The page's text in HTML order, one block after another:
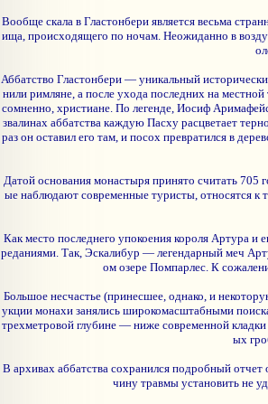
Вообще скала в Гластонбери является весьма
ища, происходящего по ночам. Неожиданно в
Аббатство Гластонбери — уникальный
нили римляне, а после ухода последних на
сомненно, христиане. По легенде, Иосиф
звалинах аббатства каждую Пасху расцветает
раз он оставил его там, и посох превратился в
Датой основания монастыря принято считать 705
ые наблюдают современные туристы, относятся к
Как место последнего упокоения короля Артура и
реданиями. Так, Эскалибур — легендарный меч
ом озере Помпарлес. К
Большое несчастье (принесшее, однако, и
укции монахи занялись широкомасштабными
трехметровой глубине — ниже современной
ых
В архивах аббатства сохранился подробный
чину травмы установить не